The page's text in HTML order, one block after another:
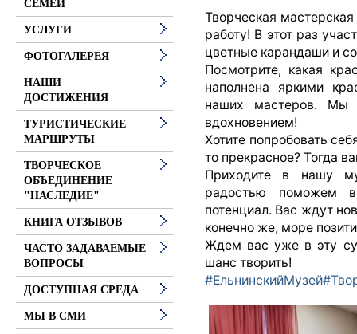
Творческая
работу! В этот раз
цветные карандаши и
Посмотрите, какая
наполнена яркими
наших мастеров. Мы
вдохновением!
Хотите попробовать
то прекрасное? Тогда
Приходите в нашу
радостью поможем
потенциал. Вас ждут
конечно же, море
Ждем вас уже в эту
шанс творить!
#ЕльнинскийМузей
СЕМЕЙ
УСЛУГИ
ФОТОГАЛЕРЕЯ
НАШИ
ДОСТИЖЕНИЯ
ТУРИСТИЧЕСКИЕ
МАРШРУТЫ
ТВОРЧЕСКОЕ
ОБЪЕДИНЕНИЕ
"НАСЛЕДИЕ"
КНИГА ОТЗЫВОВ
ЧАСТО ЗАДАВАЕМЫЕ
ВОПРОСЫ
ДОСТУПНАЯ СРЕДА
МЫ В СМИ